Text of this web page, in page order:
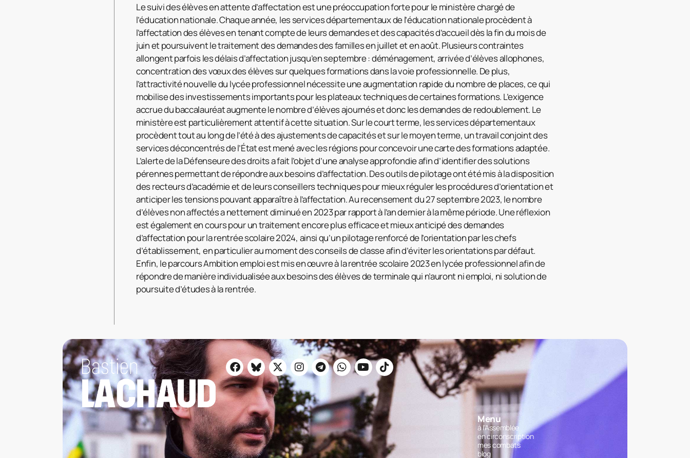
Le suivi des élèves en attente d’affectation est une préoccupation forte pour le ministère chargé de
l’éducation nationale. Chaque année, les services départementaux de l’éducation nationale procèdent à
l’affectation des élèves en tenant compte de leurs demandes et des capacités d’accueil dès la fin du mois de
juin et poursuivent le traitement des demandes des familles en juillet et en août. Plusieurs contraintes
allongent parfois les délais d’affectation jusqu’en septembre : déménagement, arrivée d’élèves allophones,
concentration des vœux des élèves sur quelques formations dans la voie professionnelle. De plus,
l’attractivité nouvelle du lycée professionnel nécessite une augmentation rapide du nombre de places, ce qui
mobilise des investissements importants pour les plateaux techniques de certaines formations. L’exigence
accrue du baccalauréat augmente le nombre d’élèves ajournés et donc les demandes de redoublement. Le
ministère est particulièrement attentif à cette situation. Sur le court terme, les services départementaux
procèdent tout au long de l’été à des ajustements de capacités et sur le moyen terme, un travail conjoint des
services déconcentrés de l’État est mené avec les régions pour concevoir une carte des formations adaptée.
L’alerte de la Défenseure des droits a fait l’objet d’une analyse approfondie afin d’identifier des solutions
pérennes permettant de répondre aux besoins d’affectation. Des outils de pilotage ont été mis à la disposition
des recteurs d’académie et de leurs conseillers techniques pour mieux réguler les procédures d’orientation et
anticiper les tensions pouvant apparaître à l’affectation. Au recensement du 27 septembre 2023, le nombre
d’élèves non affectés a nettement diminué en 2023 par rapport à l’an dernier à la même période. Une réflexion
est également en cours pour un traitement encore plus efficace et mieux anticipé des demandes
d’affectation pour la rentrée scolaire 2024, ainsi qu’un pilotage renforcé de l’orientation par les chefs
d’établissement, en particulier au moment des conseils de classe afin d’éviter les orientations par défaut.
Enfin, le parcours Ambition emploi est mis en œuvre à la rentrée scolaire 2023 en lycée professionnel afin de
répondre de manière individualisée aux besoins des élèves de terminale qui n’auront ni emploi, ni solution de
poursuite d’études à la rentrée.
Menu
à l'Assemblée
en circonscription
mes combats
blog